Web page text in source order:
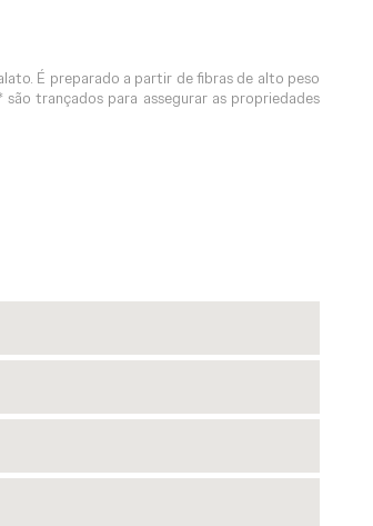
É preparado a partir de fibras de alto peso
trançados para assegurar as propriedades